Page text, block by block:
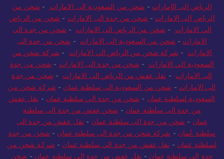
الرياض إلى الإمارات - شحن من السعودية الى الامارات - شحن من
الرياض الى الامارات - شحن من جدة الى الامارات - شحن من الرياض
الي الامارات - شحن من الرياض الى الامارات - شحن من جدة الى
الامارات - شحن من السعودية الى الامارات - شحن من جدة الى
الامارات - شركة شحن من الرياض الي الامارات - شركة شحن من
السعودية الي الامارات - شحن من جدة الى الامارات - شحن من جدة
الى الامارات - نقل عفش من الرياض الى الامارات - شحن من جدة
الى الامارات - شحن من السعودية الى سلطنة عمان - شركة شحن من
السعودية لسلطنة عمان - شحن من جدة الي سلطنة عمان - نقل عفش
من جدة الى سلطنة عمان - شحن عفش من جدة الى سلطنة
عمان - شحن من جدة الى سلطنة عمان - نقل عفش من جدة الى
سلطنة عُمان - شركة شحن من جدة الى سلطنة عمان - شحن من جدة
لسلطنة عمان - نقل عفش من جدة الي سلطنة عمان - شركة شحن من
جدة الي سلطنة عمان - نقل عفش من جدة الى سلطنة عمان - شحن